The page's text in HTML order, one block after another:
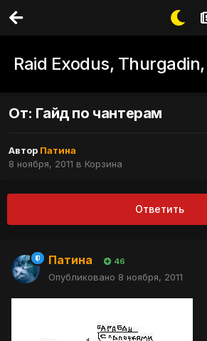
Raid Exodus,
От: Гайд по чантерам
Автор Патина
8 ноября, 2011 в Корзина
Ответить
Патина 46
Опубликовано 8 ноября, 2011